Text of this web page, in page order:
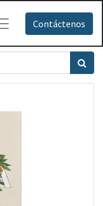
Contáctenos